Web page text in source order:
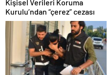
Kişisel Verileri Koruma
Kurulu’ndan “çerez” cezası